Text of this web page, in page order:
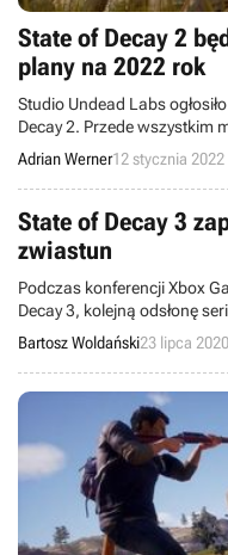
State of Decay 2
plany na 2022 rok
Studio Undead Labs
Decay 2. Przede wszystkim
Infestacji, pozwalający
budynkami.
Adrian Werner12 stycznia
State of Decay 3
zwiastun
Podczas konferencji Xbox
Decay 3, kolejną odsłonę
Labs. Udostępniono
Bartosz Woldański23 lipca